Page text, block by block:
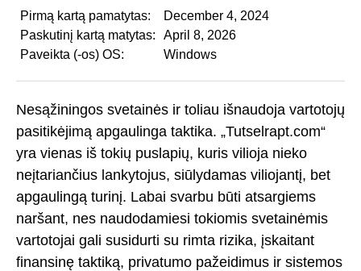
Pirmą kartą pamatytas:
December 4, 2024
Paskutinį kartą matytas:
April 8, 2026
Paveikta (-os) OS:
Windows
Nesąžiningos svetainės ir toliau išnaudoja vartotojų
pasitikėjimą apgaulinga taktika. „Tutselrapt.com“
yra vienas iš tokių puslapių, kuris vilioja nieko
neįtariančius lankytojus, siūlydamas viliojantį, bet
apgaulingą turinį. Labai svarbu būti atsargiems
naršant, nes naudodamiesi tokiomis svetainėmis
vartotojai gali susidurti su rimta rizika, įskaitant
finansinę taktiką, privatumo pažeidimus ir sistemos